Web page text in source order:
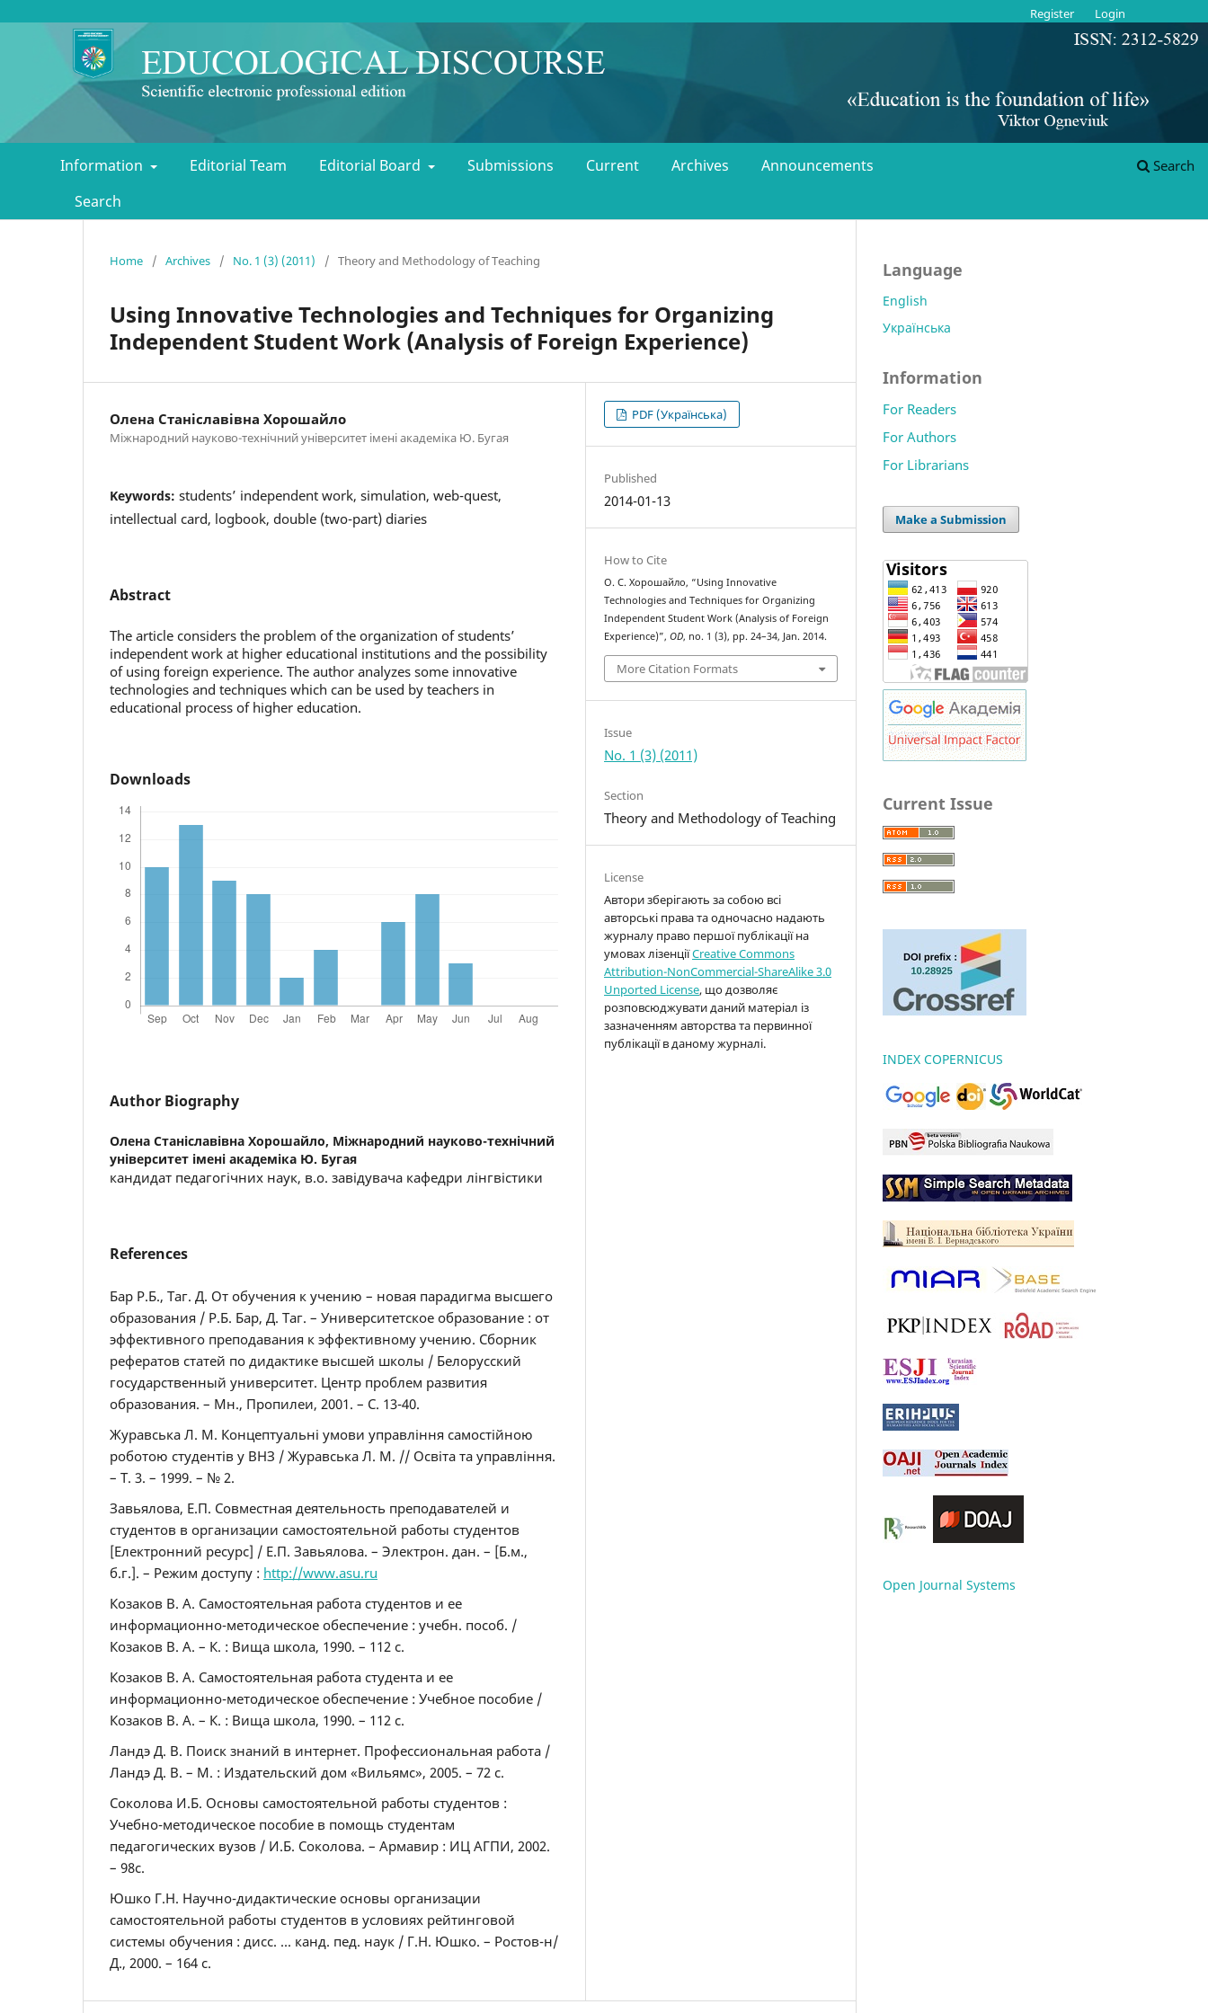
Information Editorial Team Editorial Board Submissions Current Archives
Announcements
Search
Search
Register Login
Home / Archives / No. 1 (3) (2011) / Theory and Methodology of Teaching
Using Innovative Technologies and Techniques for Organizing
Independent Student Work (Analysis of Foreign Experience)
Олена Станіславівна Хорошайло
Міжнародний науково-технічний університет імені академіка Ю. Бугая
Keywords: students’ independent work, simulation, web-quest,
intellectual card, logbook, double (two-part) diaries
Abstract
The article considers the problem of the organization of students’
independent work at higher educational institutions and the possibility
of using foreign experience. The author analyzes some innovative
technologies and techniques which can be used by teachers in
educational process of higher education.
Downloads
Author Biography
Олена Станіславівна Хорошайло, Міжнародний науково-технічний
університет імені академіка Ю. Бугая
кандидат педагогічних наук, в.о. завідувача кафедри лінгвістики
References
Бар Р.Б., Таг. Д. От обучения к учению – новая парадигма высшего
образования / Р.Б. Бар, Д. Таг. – Университетское образование : от
эффективного преподавания к эффективному учению. Сборник
рефератов статей по дидактике высшей школы / Белорусский
государственный университет. Центр проблем развития
образования. – Мн., Пропилеи, 2001. – С. 13-40.
Журавська Л. М. Концептуальні умови управління самостійною
роботою студентів у ВНЗ / Журавська Л. М. // Освіта та управління.
– Т. 3. – 1999. – № 2.
Завьялова, Е.П. Совместная деятельность преподавателей и
студентов в организации самостоятельной работы студентов
[Електронний ресурс] / Е.П. Завьялова. – Электрон. дан. – [Б.м.,
б.г.]. – Режим доступу : http://www.asu.ru
Козаков В. А. Самостоятельная работа студентов и ее
информационно-методическое обеспечение : учебн. пособ. /
Козаков В. А. – К. : Вища школа, 1990. – 112 с.
Козаков В. А. Самостоятельная работа студента и ее
информационно-методическое обеспечение : Учебное пособие /
Козаков В. А. – К. : Вища школа, 1990. – 112 с.
Ландэ Д. В. Поиск знаний в интернет. Профессиональная работа /
Ландэ Д. В. – М. : Издательский дом «Вильямс», 2005. – 72 с.
Соколова И.Б. Основы самостоятельной работы студентов :
Учебно-методическое пособие в помощь студентам
педагогических вузов / И.Б. Соколова. – Армавир : ИЦ АГПИ, 2002.
– 98с.
Юшко Г.Н. Научно-дидактические основы организации
самостоятельной работы студентов в условиях рейтинговой
системы обучения : дисс. ... канд. пед. наук / Г.Н. Юшко. – Ростов-н/
Д., 2000. – 164 с.
PDF (Українська)
Published
2014-01-13
How to Cite
О. С. Хорошайло, “Using Innovative
Technologies and Techniques for Organizing
Independent Student Work (Analysis of Foreign
Experience)”,OD, no. 1 (3), pp. 24–34, Jan. 2014.
More Citation Formats
Issue
No. 1 (3) (2011)
Section
Theory and Methodology of Teaching
License
Автори зберігають за собою всі
авторські права та одночасно надають
журналу право першої публікації на
умовах лізенціїCreative Commons
Attribution-NonCommercial-ShareAlike 3.0
Unported License, що дозволяє
розповсюджувати даний матеріал із
зазначенням авторства та первинної
публікації в даному журналі.
Language
English
Українська
Information
For Readers
For Authors
For Librarians
Make a Submission
Current Issue
INDEX COPERNICUS
Open Journal Systems